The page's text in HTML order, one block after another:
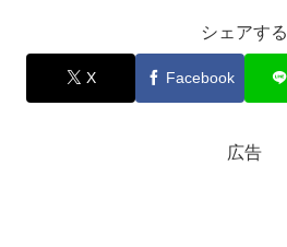
シェアする
X Facebook
広告